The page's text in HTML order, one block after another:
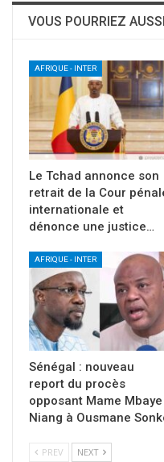
VOUS POURRIEZ
AFRIQUE - INTER
Le Tchad annonce son
retrait de la Cour
internationale et
dénonce une justice…
AFRIQUE - INTER
Sénégal : nouveau
report du procès
opposant Mame Mbaye
Niang à Ousmane
PREV NEXT